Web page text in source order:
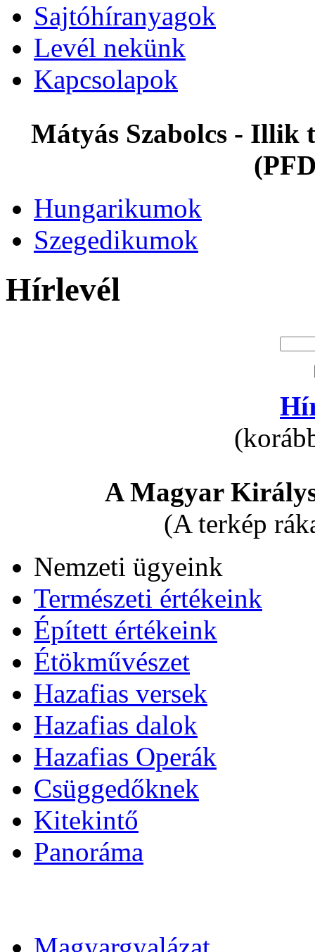
Sajtóhíranyagok
Levél nekünk
Kapcsolapok
Mátyás Szabolcs - Illik
Hungarikumok
Szegedikumok
Hírlevél
A Magyar
(A terkép
Nemzeti ügyeink
Természeti értékeink
Épített értékeink
Étökművészet
Hazafias versek
Hazafias dalok
Hazafias Operák
Csüggedőknek
Kitekintő
Panoráma